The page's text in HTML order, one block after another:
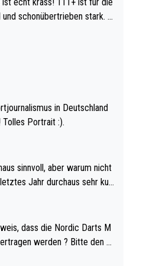
schonübertrieben stark. U
in Deutschland
Tolles Portrait :).
sinnvoll, aber warum nicht
Qualifikation des Weltm
werden ? Bitte den A